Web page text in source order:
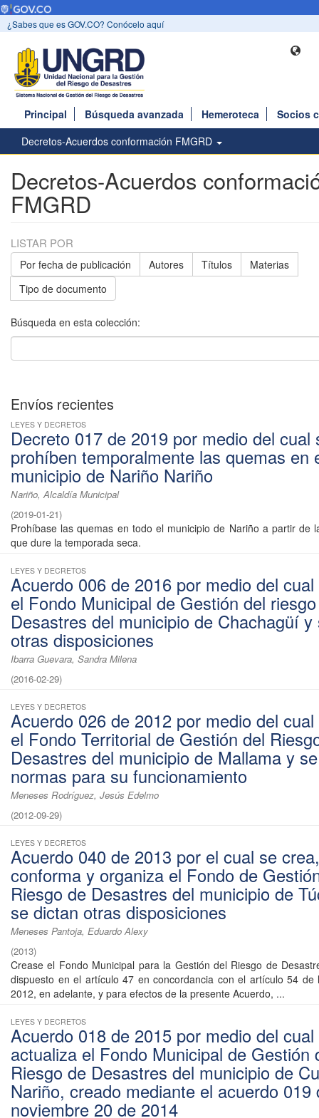
¿Sabes que es GOV.CO? Conócelo aquí
Principal Búsqueda avanzada Hemeroteca
Socios
Decretos-Acuerdos conformación FMGRD
Decretos-Acuerdos
FMGRD
LISTAR POR
Por fecha de publicación Autores Títulos
Materias
Tipo de documento
Búsqueda en esta colección:
Envíos recientes
LEYES Y DECRETOS
Decreto 017 de 2019 por medio del cual
prohíben temporalmente las quemas en
municipio de Nariño Nariño
Nariño, Alcaldía Municipal
(2019-01-21)
Prohíbase las quemas en todo el municipio de Nariño a partir de
que dure la temporada seca.
LEYES Y DECRETOS
Acuerdo 006 de 2016 por medio del
el Fondo Municipal de Gestión del
Desastres del municipio de Chachagüí y
otras disposiciones
Ibarra Guevara, Sandra Milena
(2016-02-29)
LEYES Y DECRETOS
Acuerdo 026 de 2012 por medio del
el Fondo Territorial de Gestión del
Desastres del municipio de Mallama y
normas para su funcionamiento
Meneses Rodríguez, Jesús Edelmo
(2012-09-29)
LEYES Y DECRETOS
Acuerdo 040 de 2013 por el cual se crea,
conforma y organiza el Fondo de
Riesgo de Desastres del municipio de
se dictan otras disposiciones
Meneses Pantoja, Eduardo Alexy
(2013)
Crease el Fondo Municipal para la Gestión del Riesgo de
dispuesto en el artículo 47 en concordancia con el artículo 54 de
2012, en adelante, y para efectos de la presente Acuerdo, ...
LEYES Y DECRETOS
Acuerdo 018 de 2015 por medio del
actualiza el Fondo Municipal de Gestión
Riesgo de Desastres del municipio de
Nariño, creado mediante el acuerdo 019
noviembre 20 de 2014